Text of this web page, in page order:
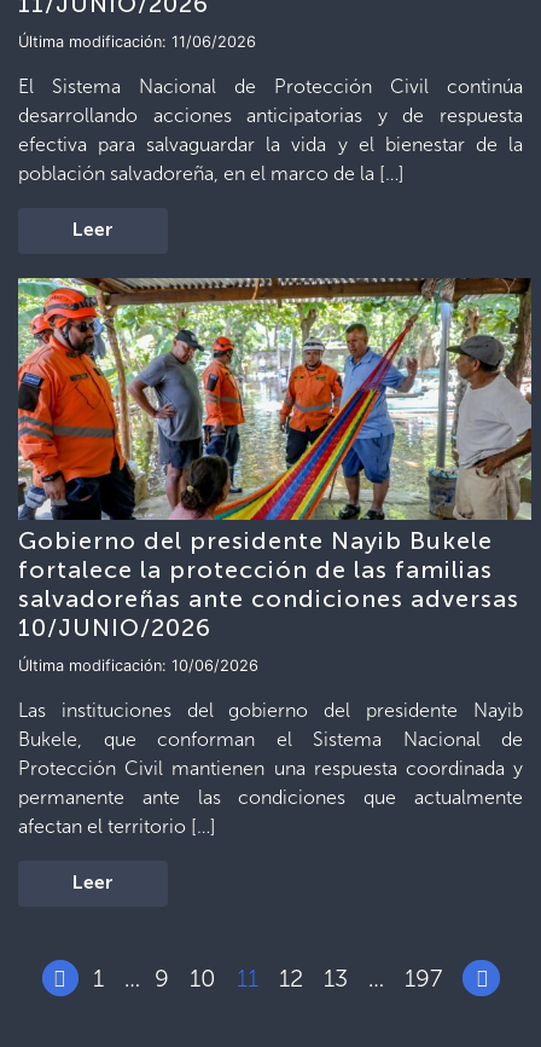
Última modificación: 11/06/2026
El Sistema Nacional de Protección Civil continúa
desarrollando acciones anticipatorias y de respuesta
efectiva para salvaguardar la vida y el bienestar de la
población salvadoreña, en el marco de la […]
Leer
Gobierno del presidente Nayib Bukele
fortalece la protección de las familias
salvadoreñas ante condiciones adversas
10/JUNIO/2026
Última modificación: 10/06/2026
Las instituciones del gobierno del presidente Nayib
Bukele, que conforman el Sistema Nacional de
Protección Civil mantienen una respuesta coordinada y
permanente ante las condiciones que actualmente
afectan el territorio […]
Leer
1 … 9 10 11 12 13 … 197